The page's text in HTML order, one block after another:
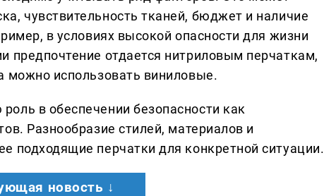
чувствительность тканей, бюджет и наличие
в условиях высокой опасности для жизни
предпочтение отдается нитриловым перчаткам,
можно использовать виниловые.
в обеспечении безопасности как
Разнообразие стилей, материалов и
подходящие перчатки для конкретной ситуации.
новость ↓